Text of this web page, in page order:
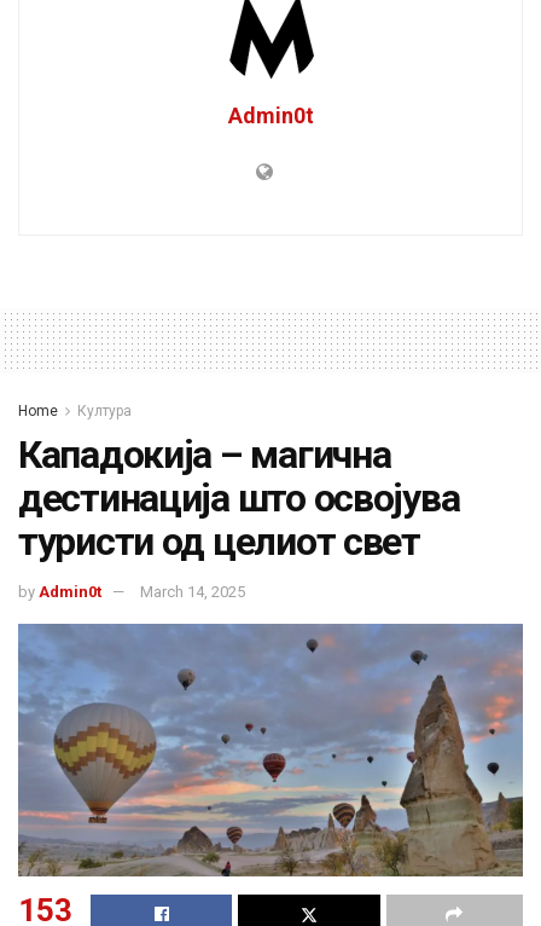
Admin0t
Home Култура
Кападокија – магична
дестинација што освојува
туристи од целиот свет
by Admin0t March 14, 2025
153